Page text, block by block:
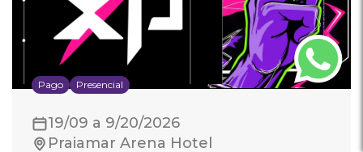
Pago Presencial
19/09 a 9/20/2026
Praiamar Arena Hotel